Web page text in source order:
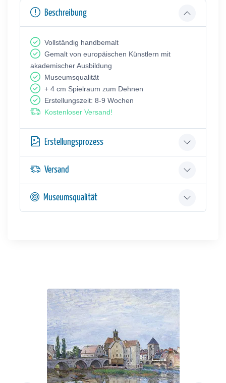
Beschreibung
Vollständig handbemalt
Gemalt von europäischen Künstlern mit
akademischer Ausbildung
Museumsqualität
+ 4 cm Spielraum zum Dehnen
Erstellungszeit: 8-9 Wochen
Kostenloser Versand!
Erstellungsprozess
Versand
Museumsqualität